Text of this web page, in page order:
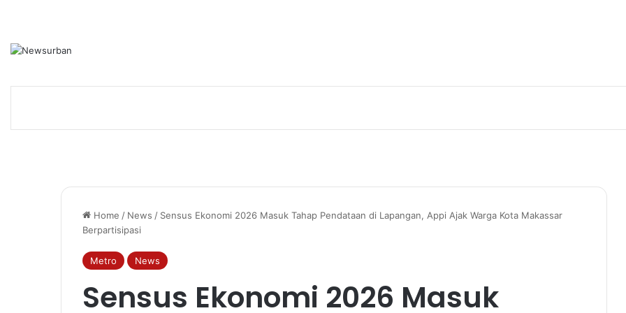
Home / News / Sensus Ekonomi 2026 Masuk Tahap Pendataan di Lapangan, Appi Ajak Warga Kota Makassar
Berpartisipasi
Metro News
Sensus Ekonomi 2026 Masuk